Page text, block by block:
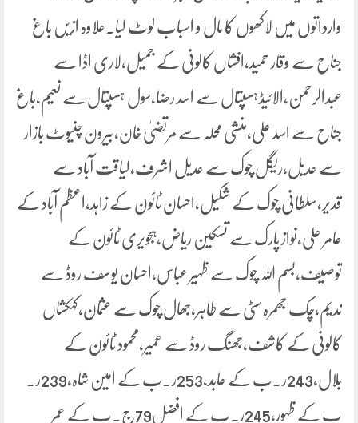
وارداتوں میں لاکھوں کا مال و اسباب لوٹ لیا۔علاوہ ازیں باغ
جناح سے وقار حمید،افشاں کالونی کے جمیل،لاری اڈا سے
عبدالرحمن،الائیڈہسپتال سے اسد رضا،سول ہسپتال سے نعیم،باغ
جناح سے اسد علی،منشی محلہ سے مرتضیٰ خان،بیرون چنیوٹ بازار
سے عدیل،ریگل چوک سے عدیل اشرف،لیاقت آباد سے
قدیر،سلطانی چوک کے شکیل،احسان ٹائون کے زاہد،اعظم آباد کے
عامر علی،نواز پارک سے تسکین ریاض،ہجویری ٹائون کے
توصیف،بسم اللہ چوک سے ظہیر عباس،احسان یوسف روڈ سے
ندیم،چک جھمرہ سٹی سے طاہر،جھال چوک سے عثمان،کہکشاں
کالونی کے کاشف،جھنگ روڈ سے عمیر،محمود ٹائون کے
بلال،243ر۔ب کے عابد،253ر۔ب کے امین شاہ،239ر۔
ب کے ظہور،245ر۔ب کے افضل79ج۔ب کے عمر